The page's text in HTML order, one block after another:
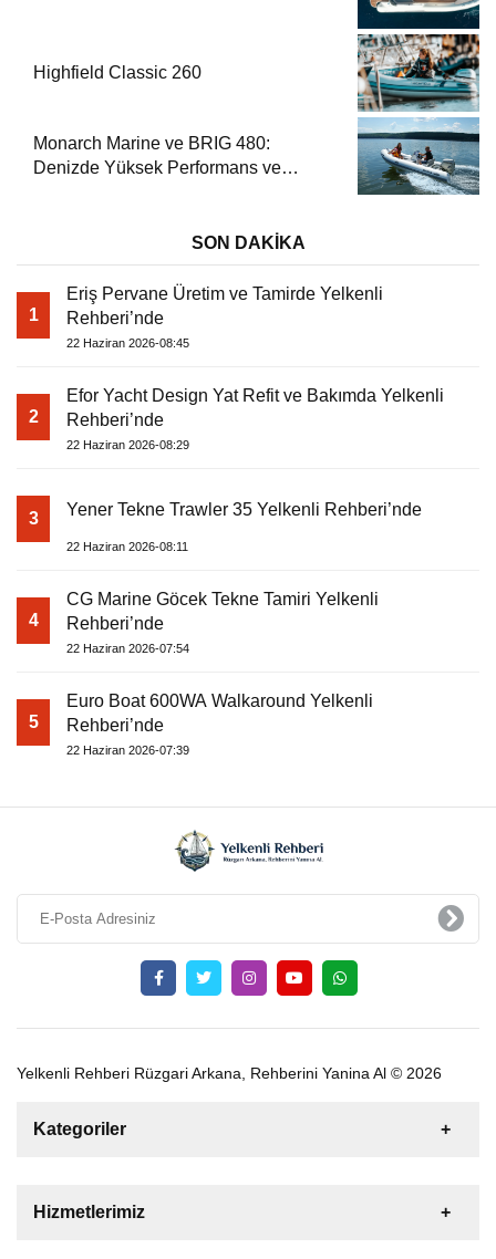
Highfield Classic 260
Monarch Marine ve BRIG 480:
Denizde Yüksek Performans ve
SON DAKİKA
1
Eriş Pervane Üretim ve Tamirde Yelkenli
Rehberi’nde
22 Haziran 2026-08:45
2
Efor Yacht Design Yat Refit ve Bakımda Yelkenli
Rehberi’nde
22 Haziran 2026-08:29
3 Yener Tekne Trawler 35 Yelkenli Rehberi’nde
22 Haziran 2026-08:11
4
CG Marine Göcek Tekne Tamiri Yelkenli
Rehberi’nde
22 Haziran 2026-07:54
5
Euro Boat 600WA Walkaround Yelkenli
Rehberi’nde
22 Haziran 2026-07:39
Yelkenli Rehberi Rüzgari Arkana, Rehberini Yanina Al © 2026
Kategoriler
Tekne
Hizmetlerimiz